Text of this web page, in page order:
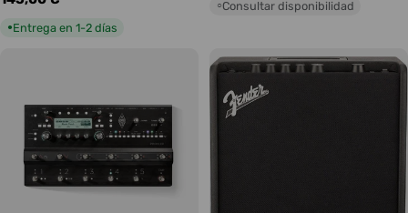
●Entrega en 1-2 días
○Consultar disponibilidad